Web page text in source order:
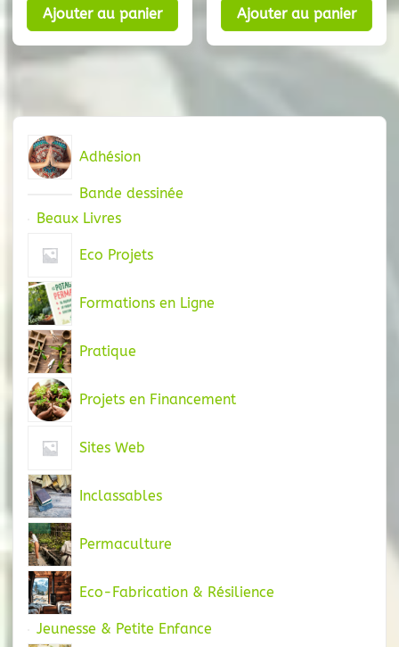
Adhésion
Bande dessinée
Beaux Livres
Eco Projets
Formations en Ligne
Pratique
Projets en Financement
Sites Web
Inclassables
Permaculture
Eco-Fabrication & Résilience
Jeunesse & Petite Enfance
Ajouter au panier
initial actuel
6,50 €.
Ajouter au panier